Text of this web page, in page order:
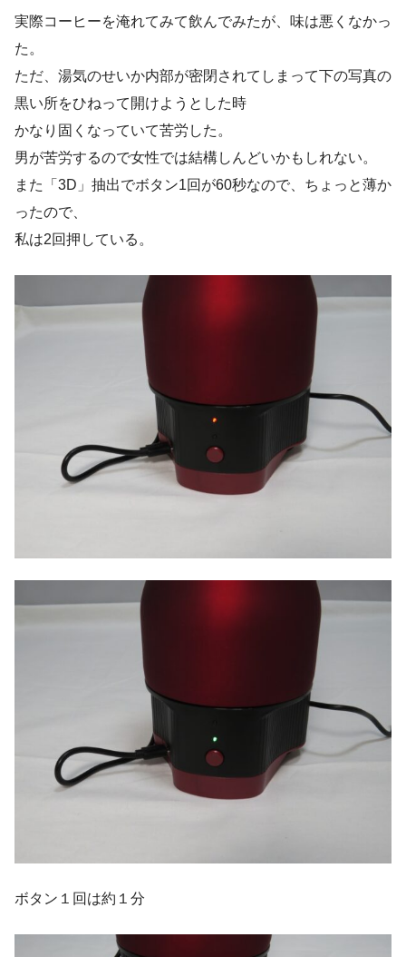
実際コーヒーを淹れてみて飲んでみたが、味は悪くなかっ
た。
ただ、湯気のせいか内部が密閉されてしまって下の写真の
黒い所をひねって開けようとした時
かなり固くなっていて苦労した。
男が苦労するので女性では結構しんどいかもしれない。
また「3D」抽出でボタン1回が60秒なので、ちょっと薄か
ったので、
私は2回押している。
ボタン１回は約１分